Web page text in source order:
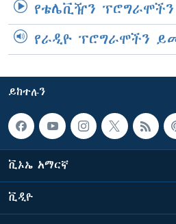
የቴሌቪዥን
የራዲዮ ፕሮግራሞችን
ይከተሉን
ቪኦኤ አማርኛ
ቪዲዮ